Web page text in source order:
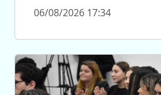
06/08/2026 17:34